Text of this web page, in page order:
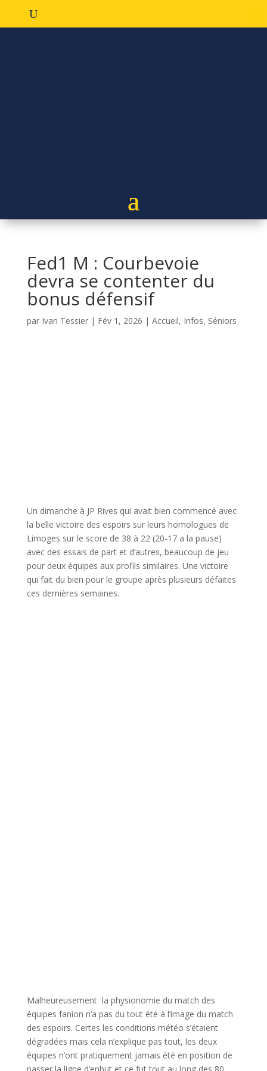
Fed1 M : Courbevoie
devra se contenter du
bonus défensif
par Ivan Tessier| Fév 1, 2026 | Accueil, Infos, Séniors
Un dimanche à JP Rives qui avait bien commencé avec
la belle victoire des espoirs sur leurs homologues de
Limoges sur le score de 38 à 22 (20-17 a la pause)
avec des essais de part et d’autres, beaucoup de jeu
pour deux équipes aux profils similaires. Une victoire
qui fait du bien pour le groupe après plusieurs défaites
ces dernières semaines.
Malheureusement la physionomie du match des
équipes fanion n’a pas du tout été à l’image du match
des espoirs. Certes les conditions météo s’étaient
dégradées mais cela n’explique pas tout, les deux
équipes n’ont pratiquement jamais été en position de